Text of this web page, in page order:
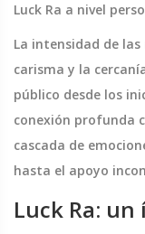
Luck Ra a nivel
La intensidad de
carisma y la
público desde los
conexión profunda
cascada de
hasta el apoyo
Luck Ra: